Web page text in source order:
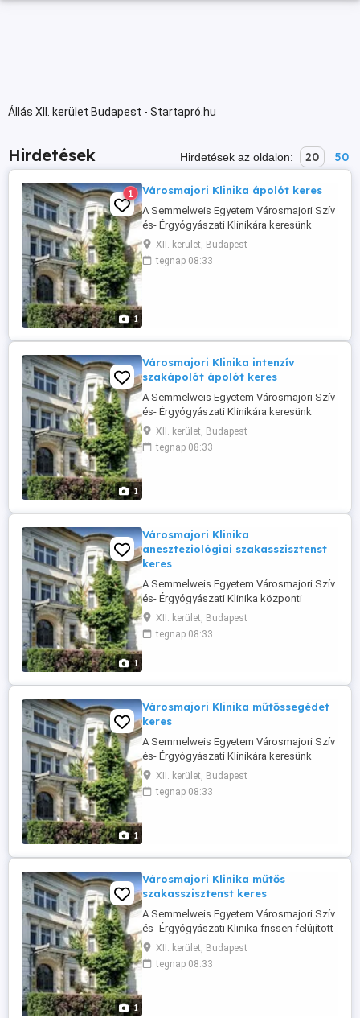
Állás XII. kerület Budapest - Startapró.hu
Hirdetések Hirdetések az oldalon: 20 50
1
1 Városmajori Klinika ápolót keres
A Semmelweis Egyetem Városmajori Szív
és- Érgyógyászati Klinikára keresünk
intenzív szakápoló, OKJ ápoló, vagy
diplomás ápoló végzettséggel
rendelkező egészségügyi szakembert
XII. kerület, Budapest
tegnap 08:33
1
Városmajori Klinika intenzív
szakápolót ápolót keres
A Semmelweis Egyetem Városmajori Szív
és- Érgyógyászati Klinikára keresünk
felnőtt intenzív szakápolói, OKJ ápolói,
vagy diplomás ápolói végzettséggel
rendelkező egészségügyi szakembert
XII. kerület, Budapest
tegnap 08:33
1
Városmajori Klinika
aneszteziológiai szakasszisztenst
keres
A Semmelweis Egyetem Városmajori Szív
és- Érgyógyászati Klinika központi
műtőjébe keresünk aneszteziológiai
szakasszisztens kollégát. Elvárások:
önálló munkavégzés, megbízhatóság,
bérezés, hosszú távú biztos munkahely
Foglalkoztatás formája: ...
XII. kerület, Budapest
tegnap 08:33
1
Városmajori Klinika műtőssegédet
keres
A Semmelweis Egyetem Városmajori Szív
és- Érgyógyászati Klinikára keresünk
munkatársat műtőssegédi munkakörbe.
Műtőssegéd-gipszmester végzettség
megléte, műtőben szerzett gyakorlat
kínálunk: kiváló munkakörülmények, ...
XII. kerület, Budapest
tegnap 08:33
1
Városmajori Klinika műtős
szakasszisztenst keres
A Semmelweis Egyetem Városmajori Szív
és- Érgyógyászati Klinika frissen felújított
központi műtőjébe keresünk
tapasztalattal rendelkező, és vagy tanulni
vágyó kollégát. Pályakezdő esetén a
XII. kerület, Budapest
tegnap 08:33